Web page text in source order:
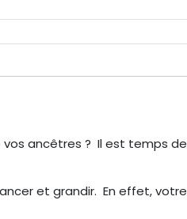
ancêtres ? Il est temps de
et grandir. En effet, votre